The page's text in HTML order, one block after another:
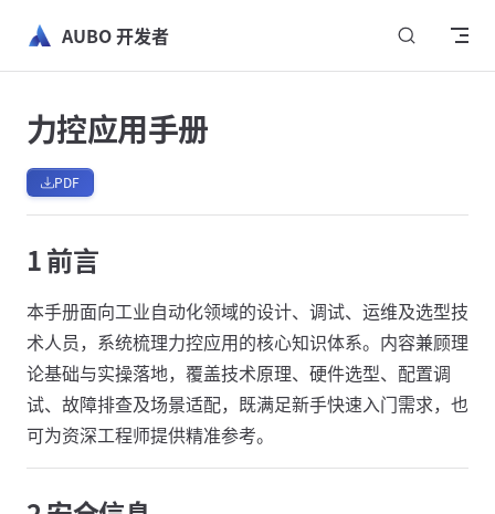
跳转到内容
AUBO 开发者
力控应用手册
PDF
1 前言
本手册面向工业自动化领域的设计、调试、运维及选型技
术人员，系统梳理力控应用的核心知识体系。内容兼顾理
论基础与实操落地，覆盖技术原理、硬件选型、配置调
试、故障排查及场景适配，既满足新手快速入门需求，也
可为资深工程师提供精准参考。